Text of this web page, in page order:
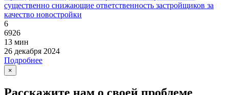
существенно снижающие ответственность застройщиков за
качество новостройки
6
6926
13 мин
26 декабря 2024
Подробнее
×